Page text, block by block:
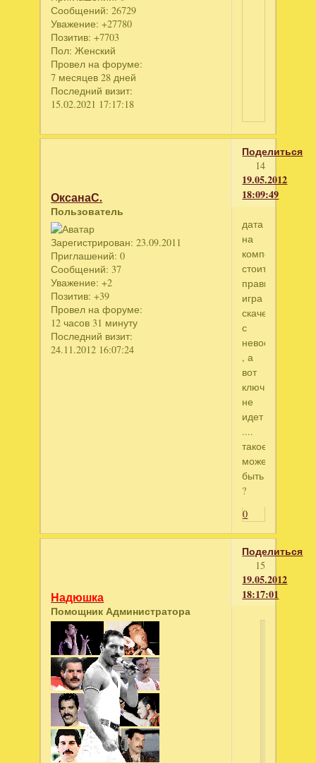
Сообщений: 26729
Уважение: +27780
Позитив: +7703
Пол: Женский
Провел на форуме:
7 месяцев 28 дней
Последний визит:
15.02.2021 17:17:18
Поделиться
14
19.05.2012
18:09:49
ОксанаС.
Пользователь
Зарегистрирован: 23.09.2011
Приглашений: 0
Сообщений: 37
Уважение: +2
Позитив: +39
Провел на форуме:
12 часов 31 минуту
Последний визит:
24.11.2012 16:07:24
дата
на
компе
стоит
правильная,
игра
скаченна
с
невософт
, а
вот
ключик
не
идет
....
такое
может
быть
?
0
Поделиться
15
19.05.2012
18:17:01
Надюшка
Помощник Администратора